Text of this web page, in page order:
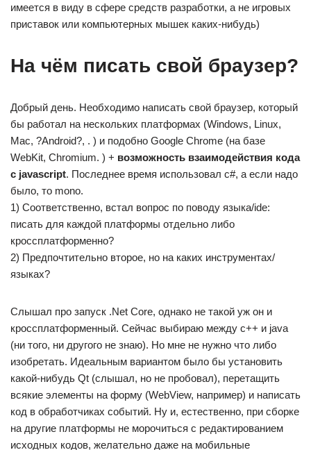
имеется в виду в сфере средств разработки, а не игровых
приставок или компьютерных мышек каких-нибудь)
На чём писать свой браузер?
Добрый день. Необходимо написать свой браузер, который
бы работал на нескольких платформах (Windows, Linux,
Mac, ?Android?, . ) и подобно Google Chrome (на базе
WebKit, Chromium. ) + возможность взаимодействия кода
с javascript. Последнее время использовал c#, а если надо
было, то mono.
1) Соответственно, встал вопрос по поводу языка/ide:
писать для каждой платформы отдельно либо
кроссплатформенно?
2) Предпочтительно второе, но на каких инструментах/
языках?
Слышал про запуск .Net Core, однако не такой уж он и
кроссплатформенный. Сейчас выбираю между c++ и java
(ни того, ни другого не знаю). Но мне не нужно что либо
изобретать. Идеальным вариантом было бы установить
какой-нибудь Qt (слышал, но не пробовал), перетащить
всякие элементы на форму (WebView, например) и написать
код в обработчиках событий. Ну и, естественно, при сборке
на другие платформы не морочиться с редактированием
исходных кодов, желательно даже на мобильные